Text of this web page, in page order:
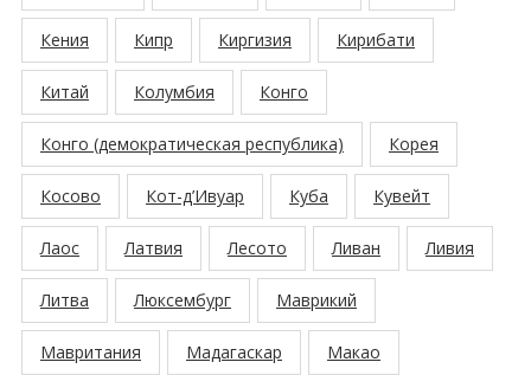
Кения Кипр Киргизия Кирибати
Китай Колумбия Конго
Конго (демократическая республика) Корея
Косово Кот-д’Ивуар Куба Кувейт
Лаос Латвия Лесото Ливан Ливия
Литва Люксембург Маврикий
Мавритания Мадагаскар Макао